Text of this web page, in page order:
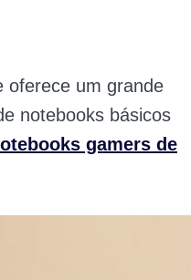
oferece um grande
notebooks básicos
gamers de